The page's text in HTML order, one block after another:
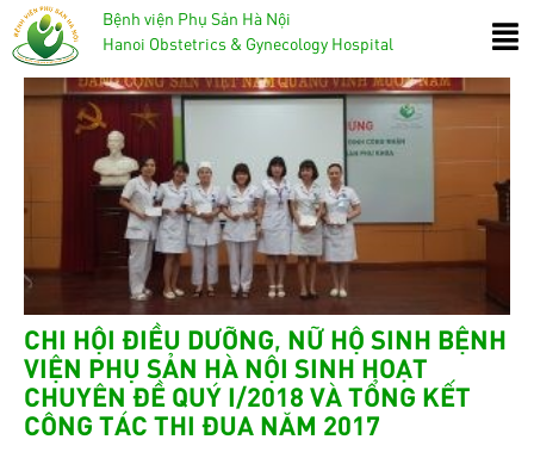
Bệnh viện Phụ Sản Hà Nội
Hanoi Obstetrics & Gynecology Hospital
CHI HỘI ĐIỀU DƯỠNG, NỮ HỘ SINH BỆNH
VIỆN PHỤ SẢN HÀ NỘI SINH HOẠT
CHUYÊN ĐỀ QUÝ I/2018 VÀ TỔNG KẾT
CÔNG TÁC THI ĐUA NĂM 2017